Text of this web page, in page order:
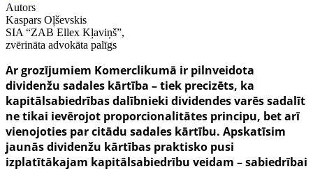
Autors
Kaspars Oļševskis
SIA “ZAB Ellex Kļaviņš”,
zvērināta advokāta palīgs
Ar grozījumiem Komerclikumā ir pilnveidota
dividenžu sadales kārtība – tiek precizēts, ka
kapitālsabiedrības dalībnieki dividendes varēs sadalīt
ne tikai ievērojot proporcionalitātes principu, bet arī
vienojoties par citādu sadales kārtību. Apskatīsim
jaunās dividenžu kārtības praktisko pusi
izplatītākajam kapitālsabiedrību veidam – sabiedrībai